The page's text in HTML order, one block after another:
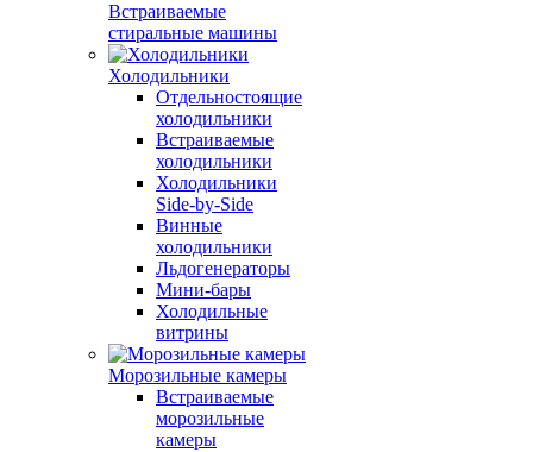
Встраиваемые
стиральные машины
Холодильники
Отдельностоящие
холодильники
Встраиваемые
холодильники
Холодильники
Side-by-Side
Винные
холодильники
Льдогенераторы
Мини-бары
Холодильные
витрины
Морозильные камеры
Встраиваемые
морозильные
камеры